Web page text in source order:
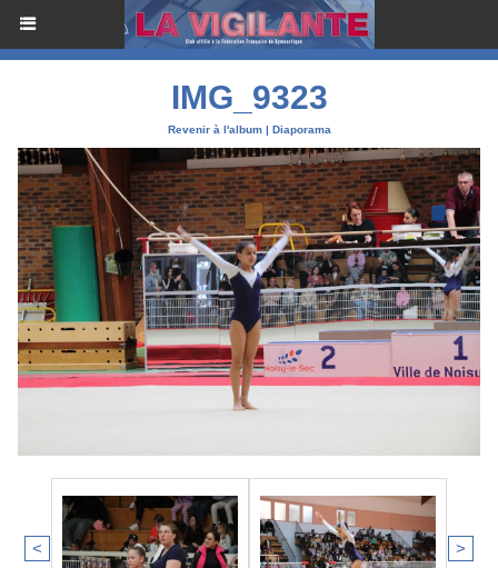
IMG_9323
Revenir à l'album | Diaporama
< >